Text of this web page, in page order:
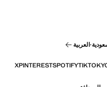
·العربية
TIKTOK
SPOTIFY
PINTEREST
X